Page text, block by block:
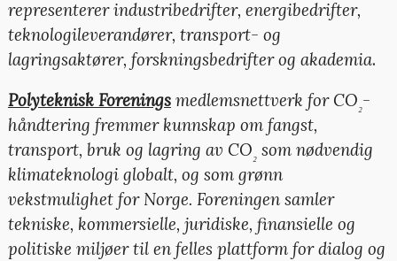
representerer industribedrifter, energibedrifter,
teknologileverandører, transport- og
lagringsaktører, forskningsbedrifter og akademia.
Polyteknisk Foreningsmedlemsnettverk for CO₂-
håndtering fremmer kunnskap om fangst,
transport, bruk og lagring av CO₂ som nødvendig
klimateknologi globalt, og som grønn
vekstmulighet for Norge. Foreningen samler
tekniske, kommersielle, juridiske, finansielle og
politiske miljøer til en felles plattform for dialog og